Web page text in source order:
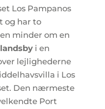
Los Pampanos
og har to
minder om en
i en
lejlighederne
i Los
Den nærmeste
Port